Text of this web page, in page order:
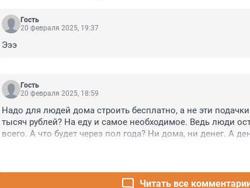
Гость
20 февраля 2025, 19:37
Эээ
Гость
20 февраля 2025, 18:59
Надо для людей дома строить бесплатно, а не эти
тысяч рублей? На еду и самое необходимое. Ведь люди
всего. А что будет через пол года? Ни дома, ни денег. А
Читать все